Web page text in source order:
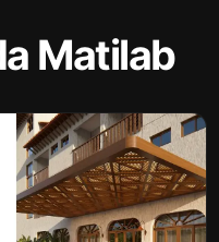
Matilab